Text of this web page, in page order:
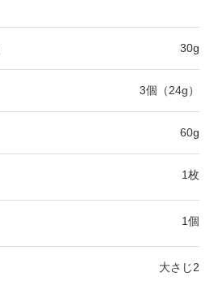
30g
3個（24g）
60g
1枚
1個
大さじ2